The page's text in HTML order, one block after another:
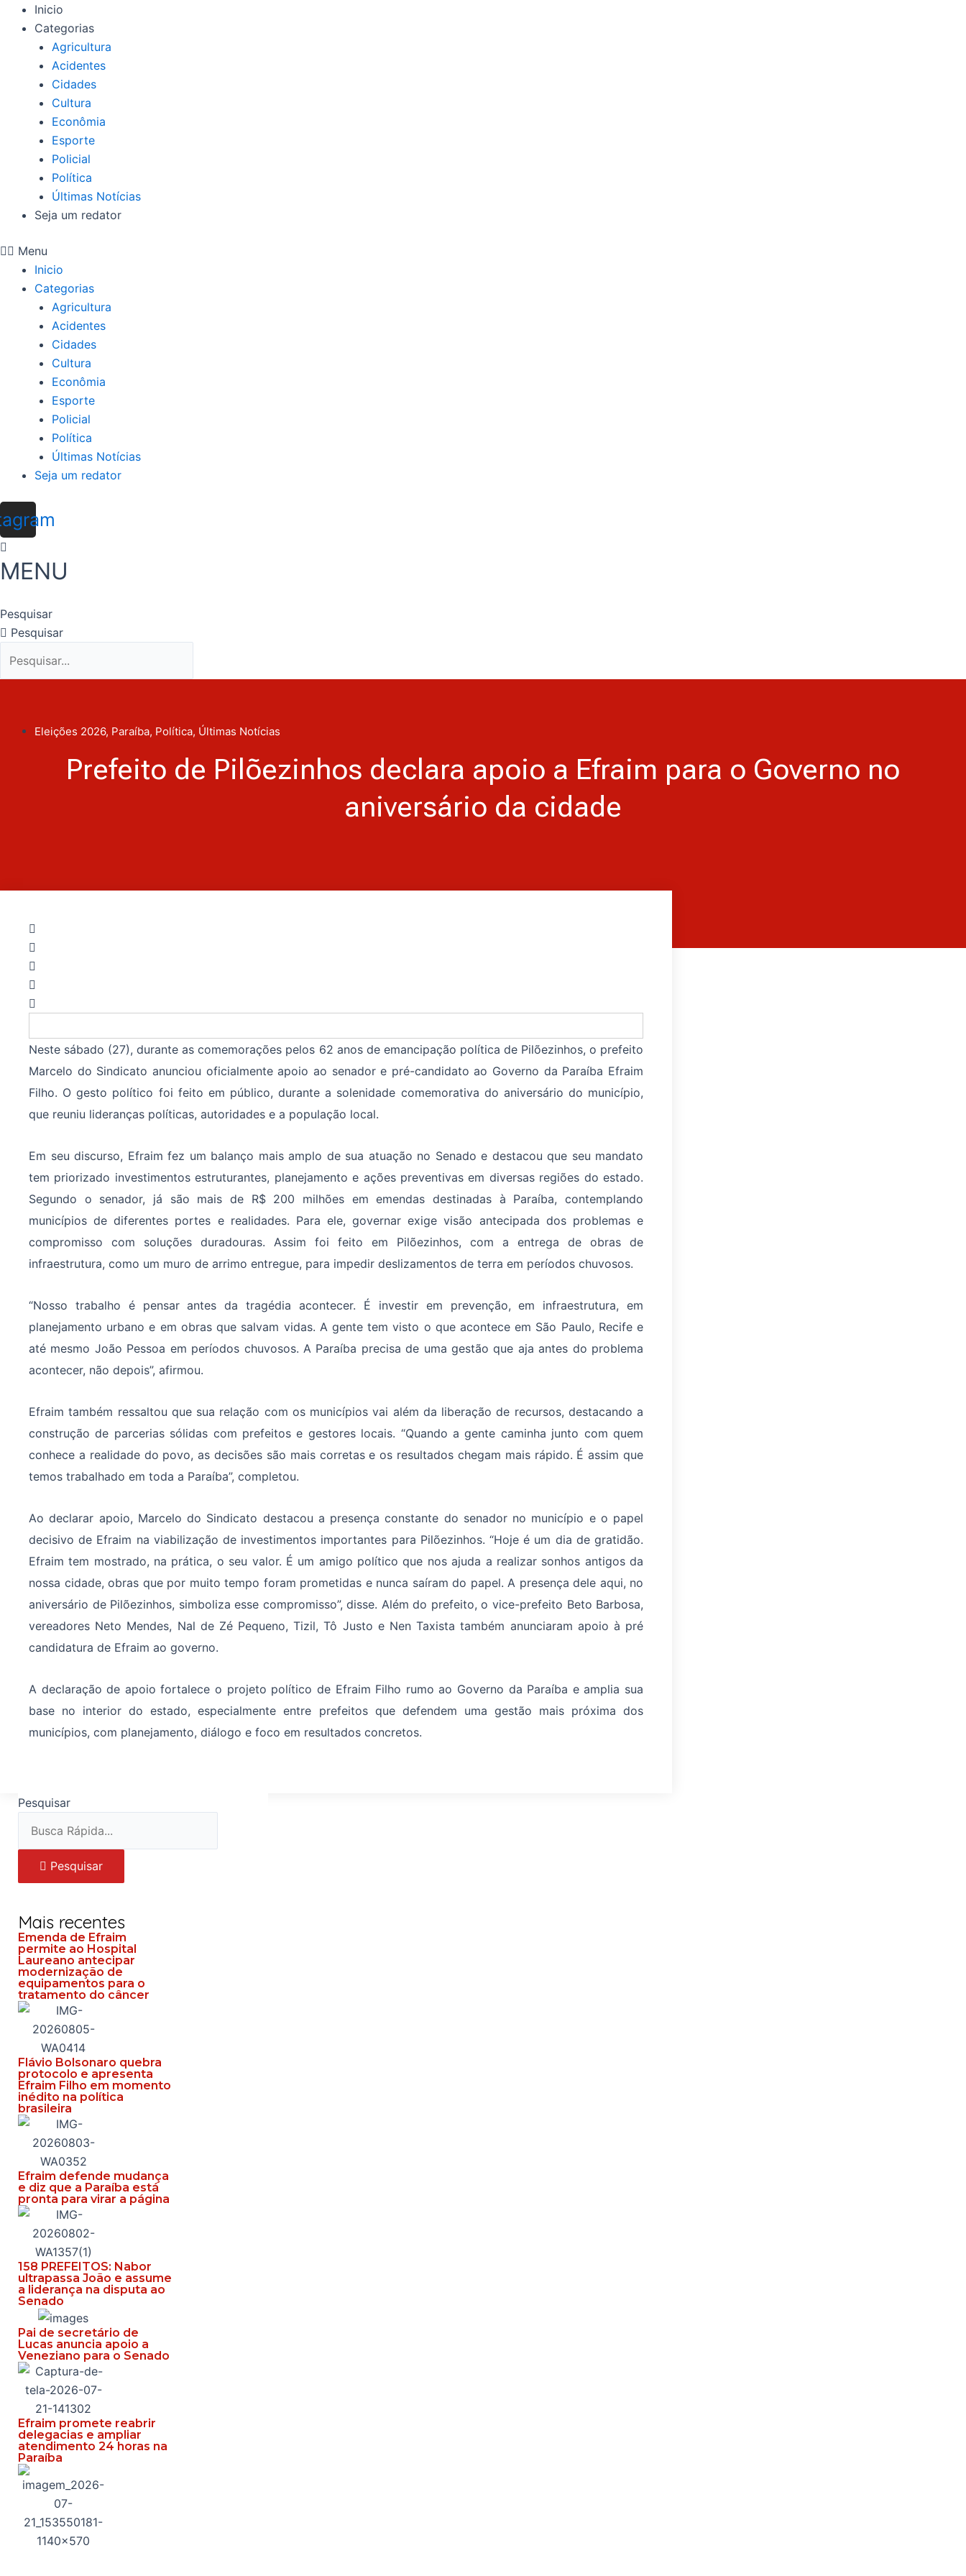
para
conteúdo
Inicio
Categorias
Agricultura
Acidentes
Cidades
Cultura
Econômia
Esporte
Policial
Política
Últimas Notícias
Seja um redator
Menu
Inicio
Categorias
Agricultura
Acidentes
Cidades
Cultura
Econômia
Esporte
Policial
Política
Últimas Notícias
Seja um redator
MENU
Pesquisar
Pesquisar
Eleições 2026, Paraíba, Política, Últimas Notícias
Prefeito de Pilõezinhos declara apoio a Efraim para o Governo no
aniversário da cidade
Neste sábado (27), durante as comemorações pelos 62 anos de emancipação política de Pilõezinhos, o prefeito
Marcelo do Sindicato anunciou oficialmente apoio ao senador e pré-candidato ao Governo da Paraíba Efraim
Filho. O gesto político foi feito em público, durante a solenidade comemorativa do aniversário do município,
que reuniu lideranças políticas, autoridades e a população local.
Em seu discurso, Efraim fez um balanço mais amplo de sua atuação no Senado e destacou que seu mandato
tem priorizado investimentos estruturantes, planejamento e ações preventivas em diversas regiões do estado.
Segundo o senador, já são mais de R$ 200 milhões em emendas destinadas à Paraíba, contemplando
municípios de diferentes portes e realidades. Para ele, governar exige visão antecipada dos problemas e
compromisso com soluções duradouras. Assim foi feito em Pilõezinhos, com a entrega de obras de
infraestrutura, como um muro de arrimo entregue, para impedir deslizamentos de terra em períodos chuvosos.
“Nosso trabalho é pensar antes da tragédia acontecer. É investir em prevenção, em infraestrutura, em
planejamento urbano e em obras que salvam vidas. A gente tem visto o que acontece em São Paulo, Recife e
até mesmo João Pessoa em períodos chuvosos. A Paraíba precisa de uma gestão que aja antes do problema
acontecer, não depois”, afirmou.
Efraim também ressaltou que sua relação com os municípios vai além da liberação de recursos, destacando a
construção de parcerias sólidas com prefeitos e gestores locais. “Quando a gente caminha junto com quem
conhece a realidade do povo, as decisões são mais corretas e os resultados chegam mais rápido. É assim que
temos trabalhado em toda a Paraíba”, completou.
Ao declarar apoio, Marcelo do Sindicato destacou a presença constante do senador no município e o papel
decisivo de Efraim na viabilização de investimentos importantes para Pilõezinhos. “Hoje é um dia de gratidão.
Efraim tem mostrado, na prática, o seu valor. É um amigo político que nos ajuda a realizar sonhos antigos da
nossa cidade, obras que por muito tempo foram prometidas e nunca saíram do papel. A presença dele aqui, no
aniversário de Pilõezinhos, simboliza esse compromisso”, disse. Além do prefeito, o vice-prefeito Beto Barbosa,
vereadores Neto Mendes, Nal de Zé Pequeno, Tizil, Tô Justo e Nen Taxista também anunciaram apoio à pré
candidatura de Efraim ao governo.
A declaração de apoio fortalece o projeto político de Efraim Filho rumo ao Governo da Paraíba e amplia sua
base no interior do estado, especialmente entre prefeitos que defendem uma gestão mais próxima dos
municípios, com planejamento, diálogo e foco em resultados concretos.
Pesquisar
Pesquisar
Mais recentes
Emenda de Efraim
permite ao Hospital
Laureano antecipar
modernização de
equipamentos para o
tratamento do câncer
Flávio Bolsonaro quebra
protocolo e apresenta
Efraim Filho em momento
inédito na política
brasileira
Efraim defende mudança
e diz que a Paraíba está
pronta para virar a página
158 PREFEITOS: Nabor
ultrapassa João e assume
a liderança na disputa ao
Senado
Pai de secretário de
Lucas anuncia apoio a
Veneziano para o Senado
Efraim promete reabrir
delegacias e ampliar
atendimento 24 horas na
Paraíba